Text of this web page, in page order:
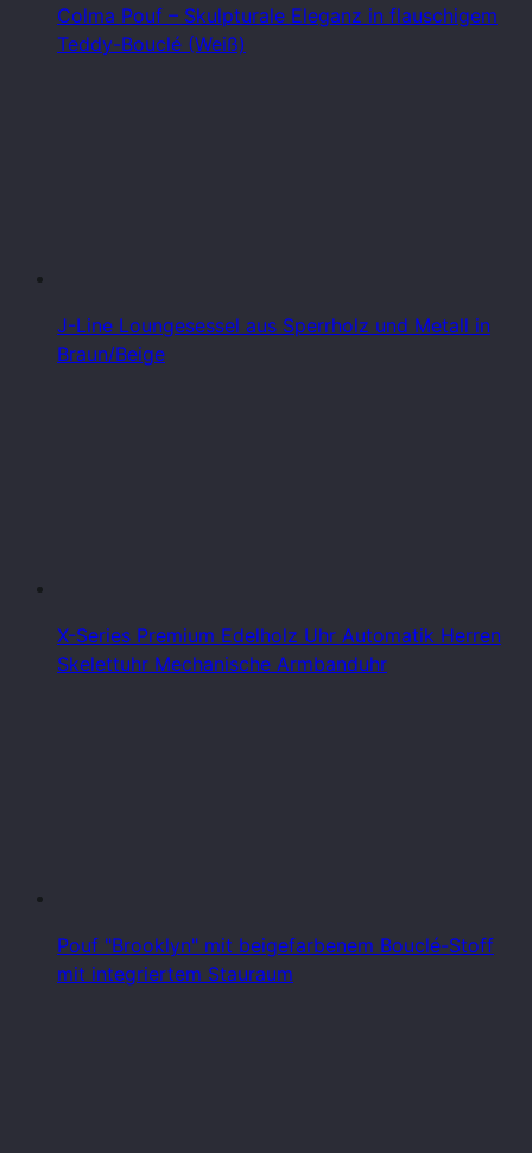
Colma Pouf – Skulpturale Eleganz in flauschigem
Teddy-Bouclé (Weiß)
J-Line Loungesessel aus Sperrholz und Metall in
Braun/Beige
X-Series Premium Edelholz Uhr Automatik Herren
Skelettuhr Mechanische Armbanduhr
Pouf "Brooklyn" mit beigefarbenem Bouclé-Stoff
mit integriertem Stauraum